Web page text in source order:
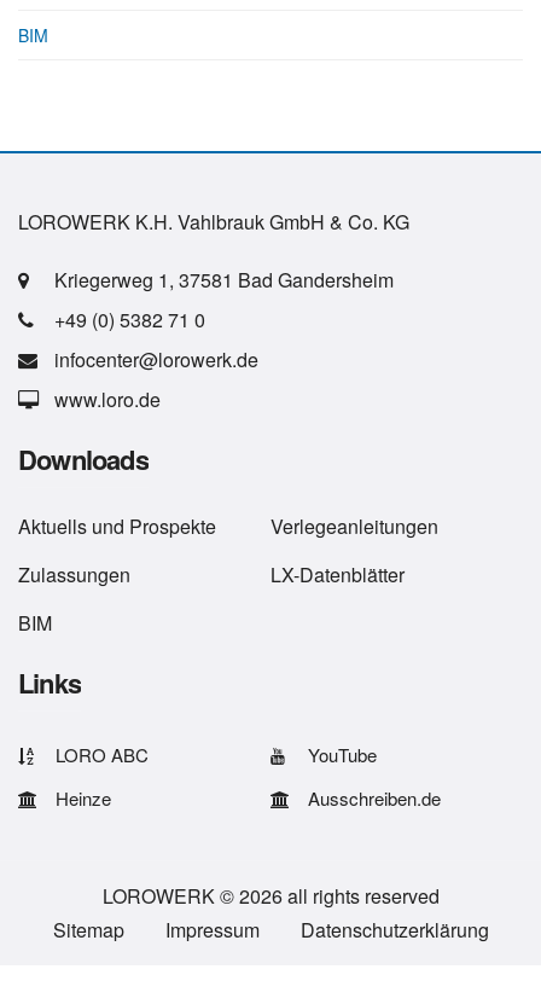
BIM
LOROWERK K.H. Vahlbrauk GmbH & Co. KG
Kriegerweg 1, 37581 Bad Gandersheim
+49 (0) 5382 71 0
infocenter@lorowerk.de
www.loro.de
Downloads
Aktuells und Prospekte
Verlegeanleitungen
Zulassungen
LX-Datenblätter
BIM
Links
LORO ABC
YouTube
Heinze
Ausschreiben.de
LOROWERK © 2026 all rights reserved
Sitemap
Impressum Datenschutzerklärung